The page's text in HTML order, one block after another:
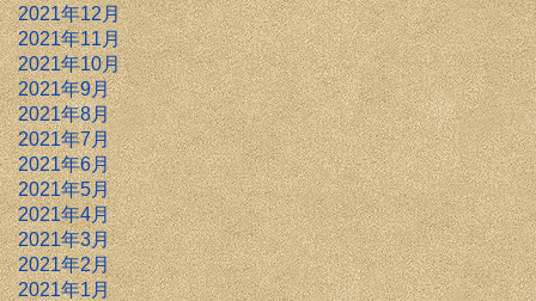
2021年12月
2021年11月
2021年10月
2021年9月
2021年8月
2021年7月
2021年6月
2021年5月
2021年4月
2021年3月
2021年2月
2021年1月